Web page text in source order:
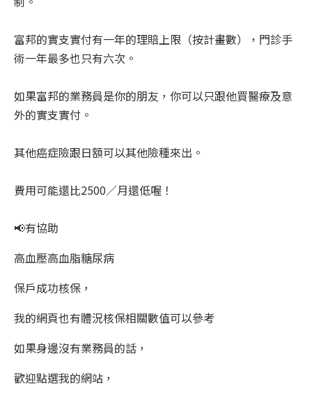
富邦的實支實付有一年的理賠上限（按計畫數），門診手
術一年最多也只有六次。
如果富邦的業務員是你的朋友，你可以只跟他買醫療及意
外的實支實付。
其他癌症險跟日額可以其他險種來出。
費用可能還比2500／月還低喔！
📢有協助
高血壓高血脂糖尿病
保戶成功核保，
我的網頁也有體況核保相關數值可以參考
如果身邊沒有業務員的話，
歡迎點選我的網站，